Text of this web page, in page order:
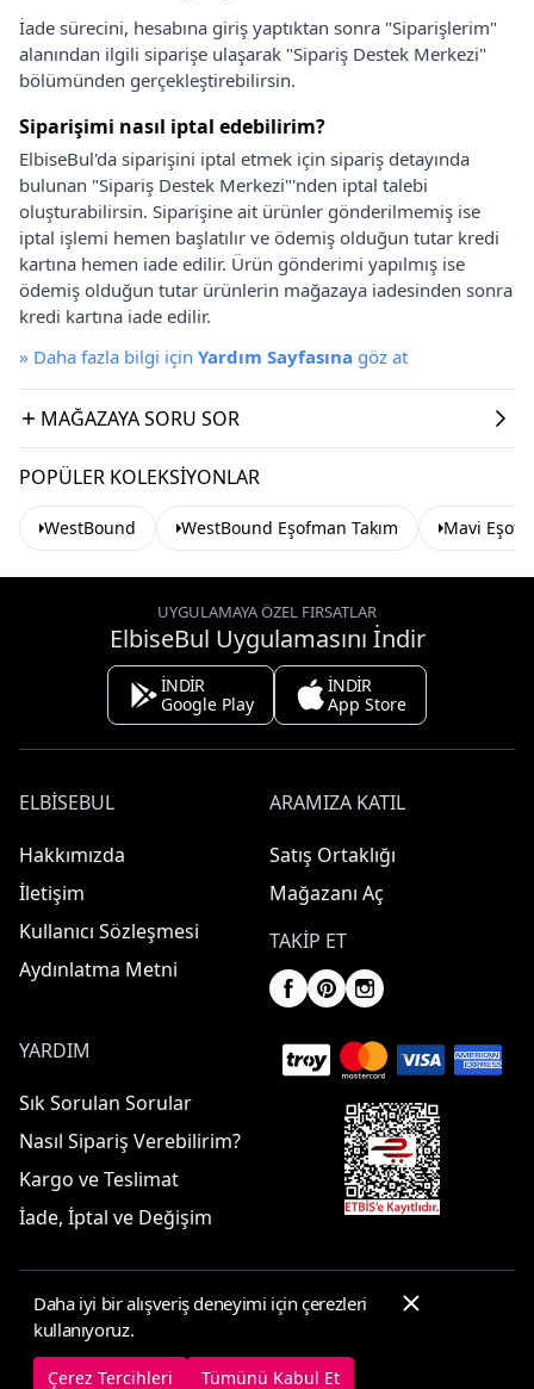
İade sürecini, hesabına giriş yaptıktan sonra "Siparişlerim"
alanından ilgili siparişe ulaşarak "Sipariş Destek Merkezi"
bölümünden gerçekleştirebilirsin.
Siparişimi nasıl iptal edebilirim?
ElbiseBul'da siparişini iptal etmek için sipariş detayında
bulunan "Sipariş Destek Merkezi"'nden iptal talebi
oluşturabilirsin. Siparişine ait ürünler gönderilmemiş ise
iptal işlemi hemen başlatılır ve ödemiş olduğun tutar kredi
kartına hemen iade edilir. Ürün gönderimi yapılmış ise
ödemiş olduğun tutar ürünlerin mağazaya iadesinden sonra
kredi kartına iade edilir.
» Daha fazla bilgi için Yardım Sayfasına göz at
MAĞAZAYA SORU SOR
POPÜLER KOLEKSIYONLAR
WestBound WestBound Eşofman Takım Mavi
UYGULAMAYA ÖZEL FIRSATLAR
ElbiseBul Uygulamasını İndir
İNDİR
Google Play
İNDİR
App Store
ELBISEBUL
Hakkımızda
İletişim
Kullanıcı Sözleşmesi
Aydınlatma Metni
ARAMIZA KATIL
Satış Ortaklığı
Mağazanı Aç
TAKIP ET
YARDIM
Sık Sorulan Sorular
Nasıl Sipariş Verebilirim?
Kargo ve Teslimat
İade, İptal ve Değişim
© 2025 ElbiseBul -
Çerez Tercihleri Çerez Politikası
Daha iyi bir alışveriş deneyimi için çerezleri
kullanıyoruz.
Çerez Tercihleri Tümünü Kabul Et